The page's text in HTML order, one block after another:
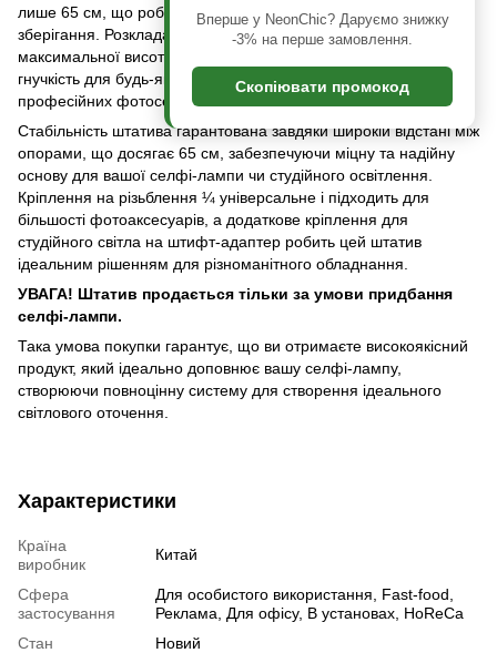
лише 65 см, що робить його зручним для транспортування та
зберігання. Розкладаючи штатив, ви можете досягти
максимальної висоти в 185 см, що забезпечує достатню
гнучкість для будь-яких зйомок, від аматорських селфі до
професійних фотосесій.
Стабільність штатива гарантована завдяки широкій відстані між
опорами, що досягає 65 см, забезпечуючи міцну та надійну
основу для вашої селфі-лампи чи студійного освітлення.
Кріплення на різьблення ¼ універсальне і підходить для
більшості фотоаксесуарів, а додаткове кріплення для
студійного світла на штифт-адаптер робить цей штатив
ідеальним рішенням для різноманітного обладнання.
УВАГА! Штатив продається тільки за умови придбання
селфі-лампи.
Така умова покупки гарантує, що ви отримаєте високоякісний
продукт, який ідеально доповнює вашу селфі-лампу,
створюючи повноцінну систему для створення ідеального
світлового оточення.
Характеристики
Країна
виробник
Китай
Сфера
застосування
Для особистого використання, Fast-food,
Реклама, Для офісу, В установах, HoReCa
Стан
Новий
Вперше у NeonChic? Даруємо знижку
-3% на перше замовлення.
Скопіювати промокод